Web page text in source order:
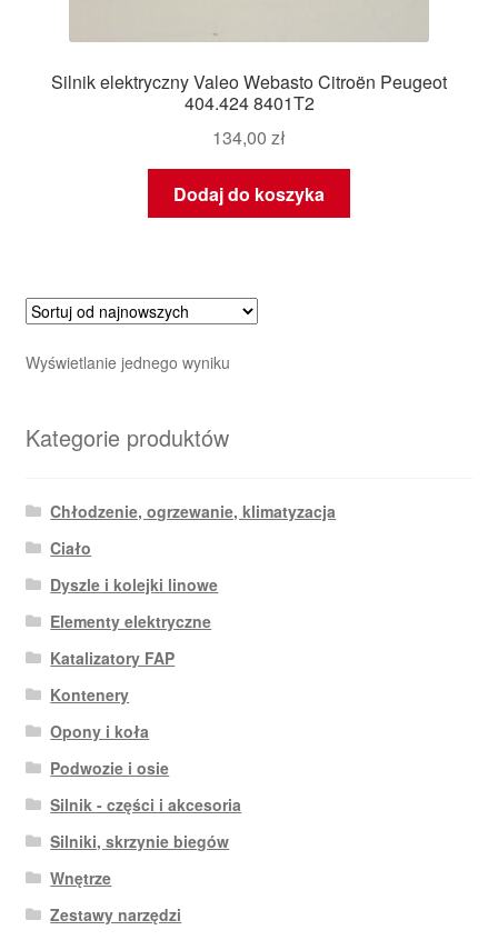
Silnik elektryczny Valeo Webasto Citroën Peugeot
404.424 8401T2
134,00 zł
Dodaj do koszyka
Wyświetlanie jednego wyniku
Kategorie produktów
Chłodzenie, ogrzewanie, klimatyzacja
Ciało
Dyszle i kolejki linowe
Elementy elektryczne
Katalizatory FAP
Kontenery
Opony i koła
Podwozie i osie
Silnik - części i akcesoria
Silniki, skrzynie biegów
Wnętrze
Zestawy narzędzi